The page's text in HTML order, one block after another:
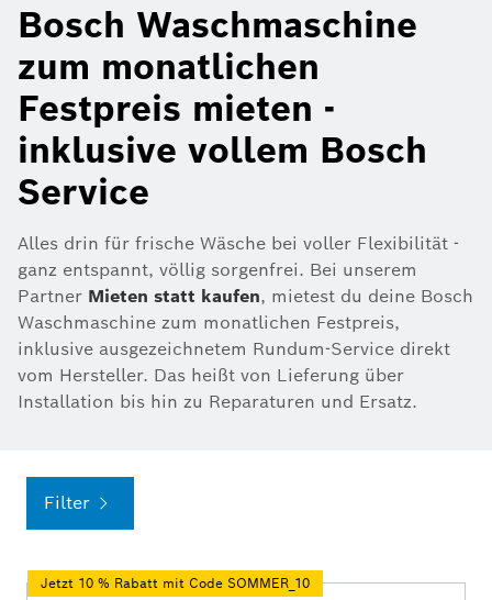
Bosch Waschmaschine
zum monatlichen
Festpreis mieten -
inklusive vollem Bosch
Service
Alles drin für frische Wäsche bei voller Flexibilität -
ganz entspannt, völlig sorgenfrei. Bei unserem
Partner Mieten statt kaufen, mietest du deine Bosch
Waschmaschine zum monatlichen Festpreis,
inklusive ausgezeichnetem Rundum-Service direkt
vom Hersteller. Das heißt von Lieferung über
Installation bis hin zu Reparaturen und Ersatz.
Filter
Jetzt 10 % Rabatt mit Code SOMMER_10